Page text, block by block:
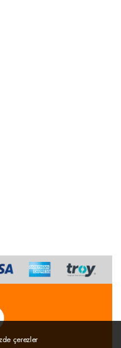
Tek Tıkla Ödeme Kolaylığı
çerezler